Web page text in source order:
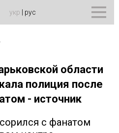
укр рус
области
полиция после
- источник
с фанатом